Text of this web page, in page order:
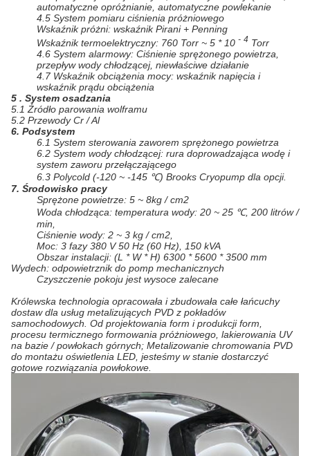
automatyczne opróżnianie, automatyczne powlekanie
4.5 System pomiaru ciśnienia próżniowego
Wskaźnik próżni: wskaźnik Pirani + Penning
Wskaźnik termoelektryczny: 760 Torr ~ 5 * 10 - 4Torr
4.6 System alarmowy: Ciśnienie sprężonego powietrza,
przepływ wody chłodzącej, niewłaściwe działanie
4.7 Wskaźnik obciążenia mocy: wskaźnik napięcia i
wskaźnik prądu obciążenia
5 . System osadzania
5.1 Źródło parowania wolframu
5.2 Przewody Cr / Al
6. Podsystem
6.1 System sterowania zaworem sprężonego powietrza
6.2 System wody chłodzącej: rura doprowadzająca wodę i
system zaworu przełączającego
6.3 Polycold (-120 ~ -145 ℃) Brooks Cryopump dla opcji.
7. Środowisko pracy
Sprężone powietrze: 5 ~ 8kg / cm2
Woda chłodząca: temperatura wody: 20 ~ 25 ℃, 200 litrów /
min,
Ciśnienie wody: 2 ~ 3 kg / cm2,
Moc: 3 fazy 380 V 50 Hz (60 Hz), 150 kVA
Obszar instalacji: (L * W * H) 6300 * 5600 * 3500 mm
Wydech: odpowietrznik do pomp mechanicznych
Czyszczenie pokoju jest wysoce zalecane
Królewska technologia opracowała i zbudowała całe łańcuchy
dostaw dla usług metalizujących PVD z pokładów
samochodowych. Od projektowania form i produkcji form,
procesu termicznego formowania próżniowego, lakierowania UV
na bazie / powłokach górnych; Metalizowanie chromowania PVD
do montażu oświetlenia LED, jesteśmy w stanie dostarczyć
gotowe rozwiązania powłokowe.